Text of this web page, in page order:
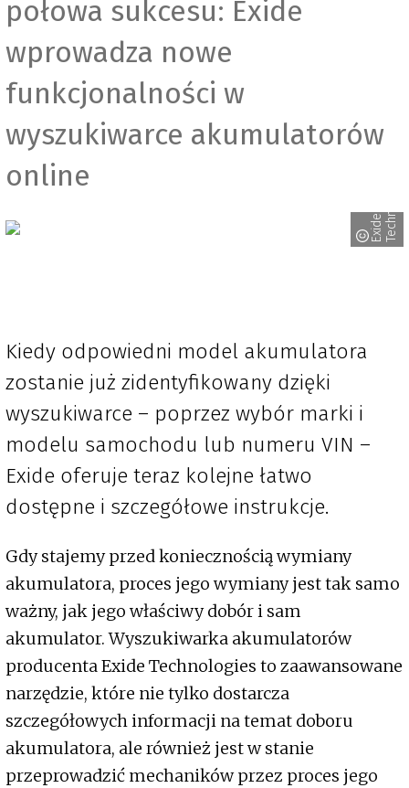
połowa sukcesu: Exide
wprowadza nowe
funkcjonalności w
wyszukiwarce akumulatorów
online
E
x
i
d
e
T
e
c
h
n
o
l
o
g
i
es
Kiedy odpowiedni model akumulatora
zostanie już zidentyfikowany dzięki
wyszukiwarce – poprzez wybór marki i
modelu samochodu lub numeru VIN –
Exide oferuje teraz kolejne łatwo
dostępne i szczegółowe instrukcje.
Gdy stajemy przed koniecznością wymiany
akumulatora, proces jego wymiany jest tak samo
ważny, jak jego właściwy dobór i sam
akumulator. Wyszukiwarka akumulatorów
producenta Exide Technologies to zaawansowane
narzędzie, które nie tylko dostarcza
szczegółowych informacji na temat doboru
akumulatora, ale również jest w stanie
przeprowadzić mechaników przez proces jego